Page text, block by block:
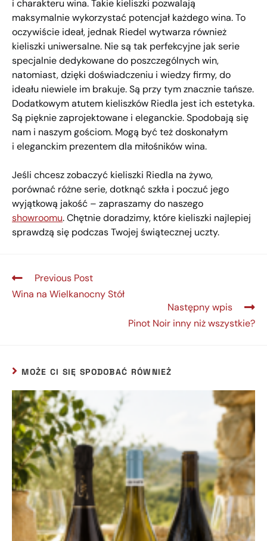
i charakteru wina. Takie kieliszki pozwalają
maksymalnie wykorzystać potencjał każdego wina. To
oczywiście ideał, jednak Riedel wytwarza również
kieliszki uniwersalne. Nie są tak perfekcyjne jak serie
specjalnie dedykowane do poszczególnych win,
natomiast, dzięki doświadczeniu i wiedzy firmy, do
ideału niewiele im brakuje. Są przy tym znacznie tańsze.
Dodatkowym atutem kieliszków Riedla jest ich estetyka.
Są pięknie zaprojektowane i eleganckie. Spodobają się
nam i naszym gościom. Mogą być też doskonałym
i eleganckim prezentem dla miłośników wina.
Jeśli chcesz zobaczyć kieliszki Riedla na żywo,
porównać różne serie, dotknąć szkła i poczuć jego
wyjątkową jakość – zapraszamy do naszego
showroomu. Chętnie doradzimy, które kieliszki najlepiej
sprawdzą się podczas Twojej świątecznej uczty.
Previous Post
Wina na Wielkanocny Stół
Następny wpis
Pinot Noir inny niż wszystkie?
MOŻE CI SIĘ SPODOBAĆ RÓWNIEŻ